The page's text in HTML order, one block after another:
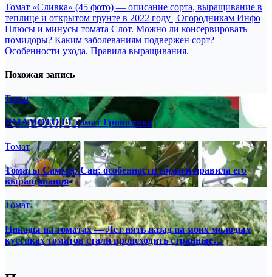
Навигация
по
записям
Томат «Сливка» (45 фото) — описание сорта, выращивание в
теплице и открытом грунте в 2022 году | Огородникам Инфо
Плюсы и минусы томата Слот. Можно ли консервировать
помидоры? Каким заболеваниям подвержен сорт?
Особенности ухода. Правила выращивания.
Похожая запись
Томат
ЯМАМОТО F1 томат Гриномика
Томат
Томаты Саммер Сан: особенности сорта и правила его
выращивания
Томат
Цикады на томатах — Лет пять назад на моих молодых
кустиках томатов стали происходить странные…